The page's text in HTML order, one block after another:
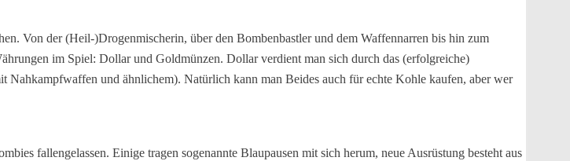
Von der (Heil-)Drogenmischerin, über den Bombenbastler und dem Waffennarren bis hin zum
im Spiel: Dollar und Goldmünzen. Dollar verdient man sich durch das (erfolgreiche)
und ähnlichem). Natürlich kann man Beides auch für echte Kohle kaufen, aber wer
fallengelassen. Einige tragen sogenannte Blaupausen mit sich herum, neue Ausrüstung besteht aus